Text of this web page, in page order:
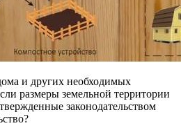
и других необходимых
размеры земельной территории
законодательством